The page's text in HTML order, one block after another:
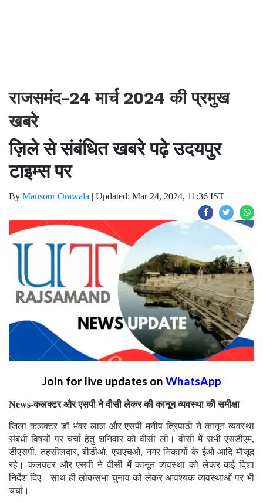
राजसमंद-24 मार्च 2024 की प्रमुख
खबरे
ज़िले से संबंधित खबरे पढ़े उदयपुर
टाइम्स पर
By Mansoor Orawala | Updated: Mar 24, 2024, 11:36 IST
Join for live updates on WhatsApp
News-कलक्टर और एसपी ने वीसी लेकर की कानून व्यवस्था की समीक्षा
जिला कलक्टर डॉ भंवर लाल और एसपी मनीष त्रिपाठी ने कानून व्यवस्था
संबंधी विषयों पर चर्चा हेतु शनिवार को वीसी ली। वीसी में सभी एसडीएम,
डीएसपी, तहसीलदार, बीडीओ, एसएचओ, नगर निकायों के ईओ आदि मौजूद
रहे। कलक्टर और एसपी ने वीसी में कानून व्यवस्था को लेकर कई दिशा
निर्देश दिए। साथ ही लोकसभा चुनाव को लेकर आवश्यक व्यवस्थाओं पर भी
चर्चा।